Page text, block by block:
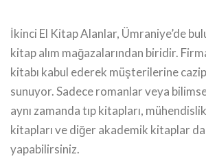
İkinci El Kitap Alanlar, Ümraniye’de
kitap alım mağazalarından biridir.
kitabı kabul ederek müşterilerine
sunuyor. Sadece romanlar veya
aynı zamanda tıp kitapları,
kitapları ve diğer akademik kitaplar
yapabilirsiniz.